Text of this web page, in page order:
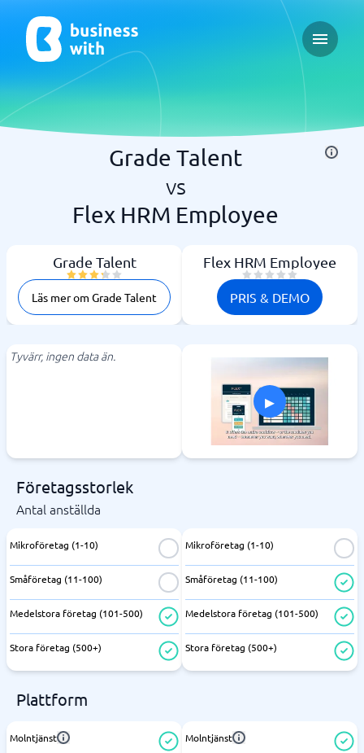
Open
Grade Talent
vs
Flex HRM Employee
Grade Talent
Läs mer om Grade Talent
Flex HRM Employee
PRIS & DEMO
Tyvärr, ingen data än.
▸
Företagsstorlek
Antal anställda
Mikroföretag (1-10)
Småföretag (11-100)
Medelstora företag (101-500)
Stora företag (500+)
Mikroföretag (1-10)
Småföretag (11-100)
Medelstora företag (101-500)
Stora företag (500+)
Plattform
Molntjänst Molntjänst